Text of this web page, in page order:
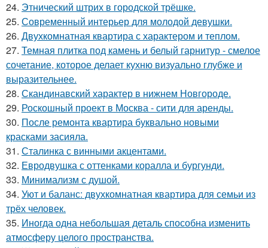
24. Этнический штрих в городской трёшке.
25. Современный интерьер для молодой девушки.
26. Двухкомнатная квартира с характером и теплом.
27. Темная плитка под камень и белый гарнитур - смелое
сочетание, которое делает кухню визуально глубже и
выразительнее.
28. Скандинавский характер в нижнем Новгороде.
29. Роскошный проект в Москва - сити для аренды.
30. После ремонта квартира буквально новыми
красками засияла.
31. Сталинка с винными акцентами.
32. Евродвушка с оттенками коралла и бургунди.
33. Минимализм с душой.
34. Уют и баланс: двухкомнатная квартира для семьи из
трёх человек.
35. Иногда одна небольшая деталь способна изменить
атмосферу целого пространства.